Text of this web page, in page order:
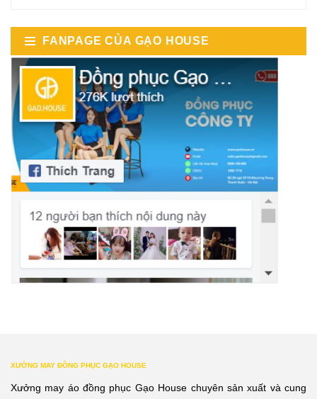
FANPAGE CỦA GẠO HOUSE
XƯỞNG MAY ĐỒNG PHỤC GẠO HOUSE
Xưởng may áo đồng phục Gạo House chuyên sản xuất và cung